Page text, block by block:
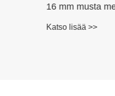
XB2-BW LED-
Katso lisää >>